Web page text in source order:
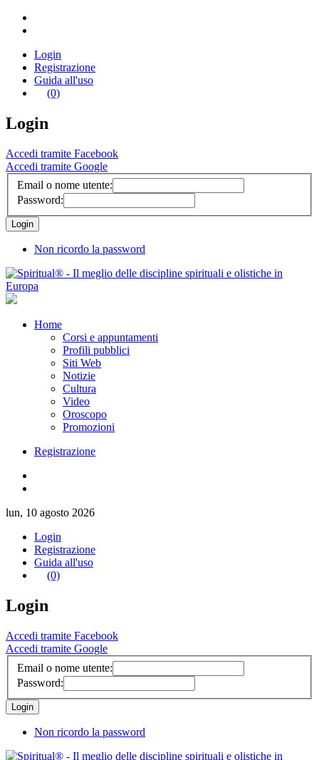
Login
Registrazione
Guida all'uso
(0)
Login
Accedi tramite Facebook
Accedi tramite Google
Email o nome utente:
Password:
Non ricordo la password
Home
Corsi e appuntamenti
Profili pubblici
Siti Web
Notizie
Cultura
Video
Oroscopo
Promozioni
Registrazione
lun, 10 agosto 2026
Login
Registrazione
Guida all'uso
(0)
Login
Accedi tramite Facebook
Accedi tramite Google
Email o nome utente:
Password:
Non ricordo la password